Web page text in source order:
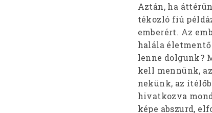
Aztán, ha
tékozló fiú
emberért. Az
halála
lenne dolgunk?
kell mennünk,
nekünk, az
hivatkozva
képe abszurd,